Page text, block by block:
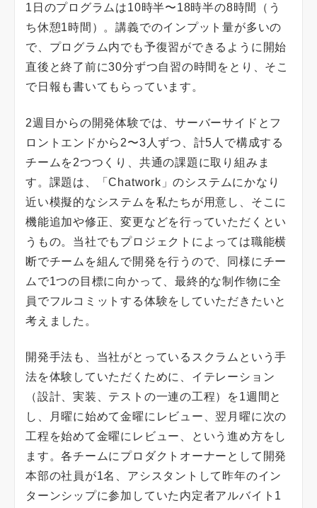
1日のプログラムは10時半〜18時半の8時間（う
ち休憩1時間）。講義でのインプット量が多いの
で、プログラム内でも予復習ができるように開始
直後と終了前に30分ずつ自習の時間をとり、そこ
で日報も書いてもらっています。
2週目からの開発体験では、サーバーサイドとフ
ロントエンドから2〜3人ずつ、計5人で構成する
チームを2つつくり、共通の課題に取り組みま
す。課題は、「Chatwork」のシステムにかなり
近い模擬的なシステムを私たちが用意し、そこに
機能追加や修正、変更などを行っていただくとい
うもの。当社でもプロジェクトによっては職能横
断でチームを組んで開発を行うので、同様にチー
ムで1つの目標に向かって、最終的な制作物に全
員でフルコミットする体験をしていただきたいと
考えました。
開発手法も、当社がとっているスクラムという手
法を体験していただくために、イテレーション
（設計、実装、テストの一連の工程）を1週間と
し、月曜に始めて金曜にレビュー、翌月曜に次の
工程を始めて金曜にレビュー、という進め方をし
ます。各チームにプロダクトオーナーとして開発
本部の社員が1名、アシスタントして昨年のイン
ターンシップに参加していた内定者アルバイト1